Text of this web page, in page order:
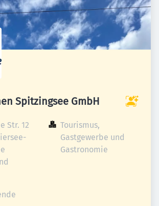
Spitzingsee GmbH
Str. 12
Tourismus,
Gastgewerbe und
Gastronomie